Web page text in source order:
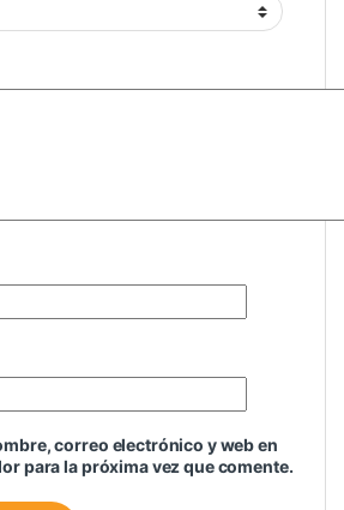
correo electrónico y web en
para la próxima vez que comente.